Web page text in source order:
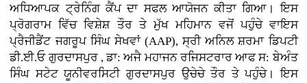
ਅਧਿਆਪਕ ਟ੍ਰੇਨਿੰਗ ਕੈਂਪ ਦਾ ਸਫਲ ਆਯੋਜਨ ਕੀਤਾ ਗਿਆ। ਇਸ
ਪ੍ਰੋਗਰਾਮ ਵਿੱਚ ਵਿਸ਼ੇਸ਼ ਤੌਰ ਤੇ ਮੁੱਖ ਮਹਿਮਾਨ ਵਜੋਂ ਪਹੁੰਚੇ ਵਾਇਸ
ਪ੍ਰੈਜੀਡੈਂਟ ਜਗਰੂਪ ਸਿੰਘ ਸੇਖਵਾਂ (AAP), ਸ੍ਰੀ ਅਨਿਲ ਸ਼ਰਮਾ ਡਿਪਟੀ
ਡੀ.ਈ.ਓ ਗੁਰਦਾਸਪੁਰ , ਡਾ: ਅਜੈ ਮਹਾਜਨ ਰਜਿਸਟਰਾਰ ਆਫ ਸ: ਬੇਅੰਤ
ਸਿੰਘ ਸਟੇਟ ਯੂਨੀਵਰਸਿਟੀ ਗੁਰਦਾਸਪੁਰ ਉਚੇਚੇ ਤੌਰ ਤੇ ਪਹੁੰਚੇ। ਇਸ